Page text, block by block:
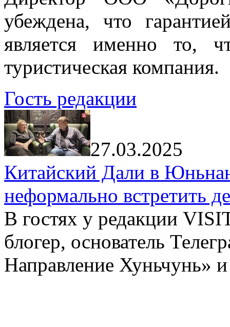
убеждена, что
является именно то,
туристическая компания.
Гость редакции
27.03.2025
Китайский Дали в
неформально встретить
В гостях у редакции
блогер, основатель
Направление Хуньчунь»